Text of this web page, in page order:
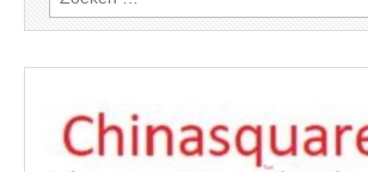
naar: